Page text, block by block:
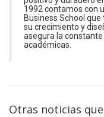
1992 contamos con
Business School
su crecimiento y
asegura la
académicas.
Otras noticias